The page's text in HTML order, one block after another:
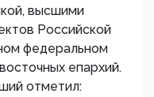
высшими
Российской
федеральном
епархий.
отметил: